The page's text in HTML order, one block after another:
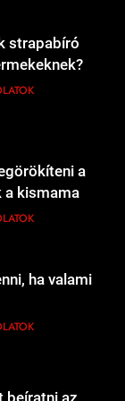
strapabíró
a
a kismama
ha valami
1
macerát?
Ramsay 10